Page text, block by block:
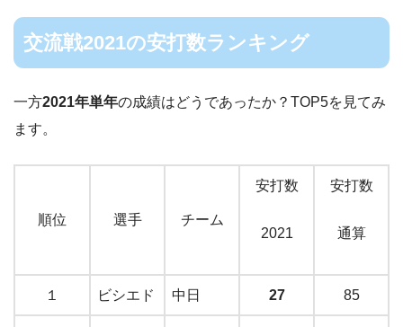
交流戦2021の安打数ランキング
一方2021年単年の成績はどうであったか？TOP5を見てみ
ます。
順位 選手 チーム
安打数
2021
安打数
通算
１ ビシエド 中日 27 85